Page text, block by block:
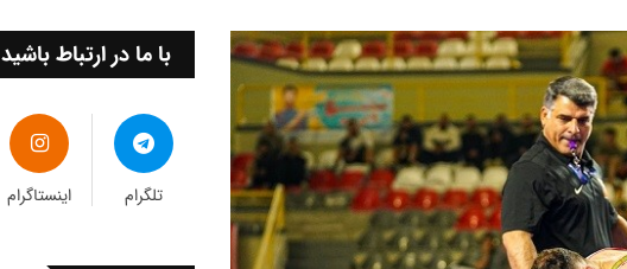
با ما در ارتباط باشید
تلگرام اینستاگرام